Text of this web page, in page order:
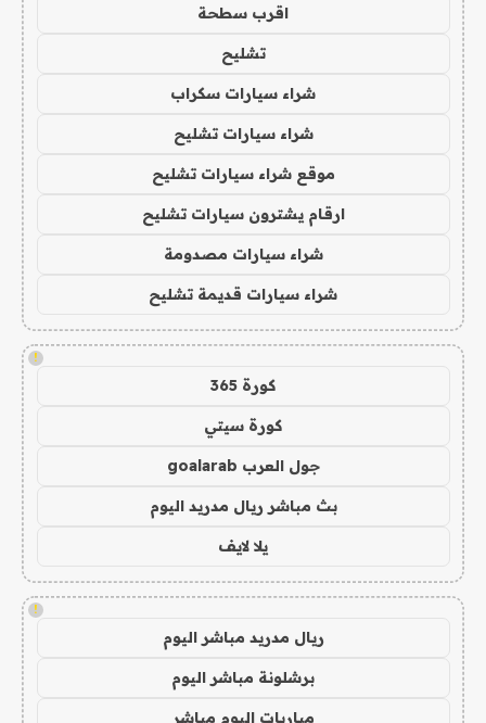
اقرب سطحة
تشليح
شراء سيارات سكراب
شراء سيارات تشليح
موقع شراء سيارات تشليح
ارقام يشترون سيارات تشليح
شراء سيارات مصدومة
شراء سيارات قديمة تشليح
!
كورة 365
كورة سيتي
جول العرب goalarab
بث مباشر ريال مدريد اليوم
يلا لايف
!
ريال مدريد مباشر اليوم
برشلونة مباشر اليوم
مباريات اليوم مباشر